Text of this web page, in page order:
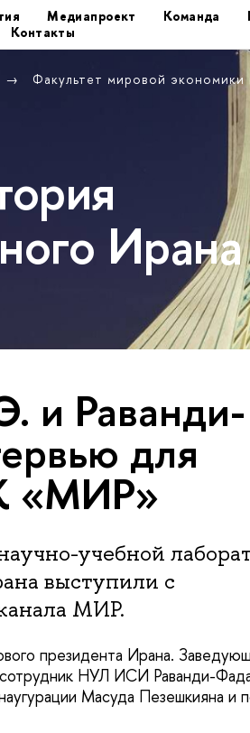
Медиапроект Команда
Контакты
Факультет мировой
Ирана
и Раванди-
для
«МИР»
учебной
выступили с
МИР.
президента Ирана.
НУЛ ИСИ Раванди-
Масуда Пезешкияна и